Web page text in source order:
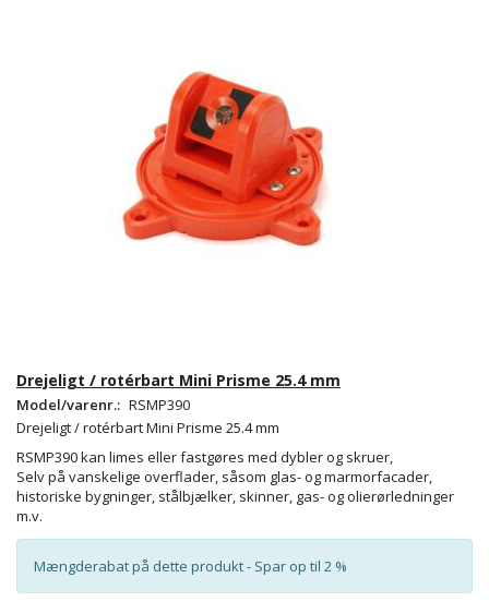
Drejeligt / rotérbart Mini Prisme 25.4 mm
Model/varenr.: RSMP390
Drejeligt / rotérbart Mini Prisme 25.4 mm
RSMP390 kan limes eller fastgøres med dybler og skruer,
Selv på vanskelige overflader, såsom glas- og marmorfacader,
historiske bygninger, stålbjælker, skinner, gas- og olierørledninger
m.v.
Mængderabat på dette produkt - Spar op til 2 %